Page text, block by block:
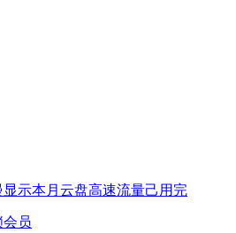
显示本月云盘高速流量己用完
会员